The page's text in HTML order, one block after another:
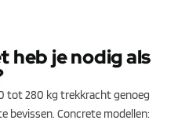
heb je nodig als
tot 280 kg trekkracht genoeg
bevissen. Concrete modellen: